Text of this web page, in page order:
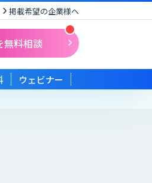
掲載希望の企業様へ
無料相談
ウェビナー